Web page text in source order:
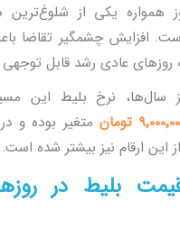
همواره یکی از شلوغ‌ترین
افزایش چشمگیر تقاضا
عادی رشد قابل توجهی
سال‌ها، نرخ بلیط این
متغیر بوده و
این ارقام نیز بیشتر شده است.
بلیط در